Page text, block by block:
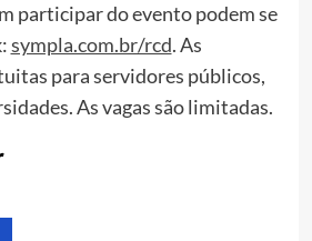
participar do evento podem se
sympla.com.br/rcd. As
para servidores públicos,
As vagas são limitadas.